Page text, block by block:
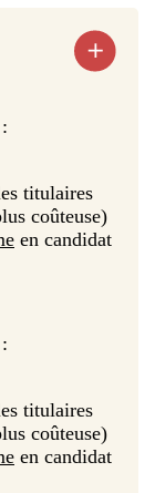
titulaires
coûteuse)
en candidat
titulaires
coûteuse)
en candidat